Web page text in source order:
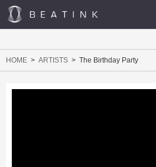
HOME ARTISTS The Birthday Party